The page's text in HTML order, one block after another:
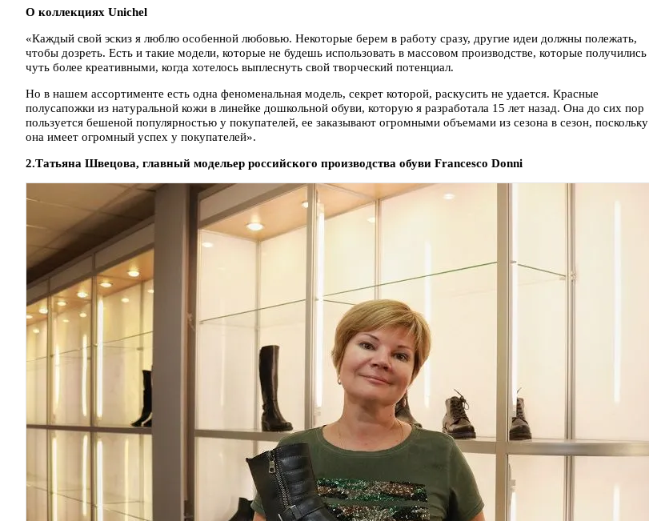
О коллекциях Unichel
«Каждый свой эскиз я люблю особенной любовью. Некоторые берем в работу сразу, другие идеи должны полежать,
чтобы дозреть. Есть и такие модели, которые не будешь использовать в массовом производстве, которые получились
чуть более креативными, когда хотелось выплеснуть свой творческий потенциал.
Но в нашем ассортименте есть одна феноменальная модель, секрет которой, раскусить не удается. Красные
полусапожки из натуральной кожи в линейке дошкольной обуви, которую я разработала 15 лет назад. Она до сих пор
пользуется бешеной популярностью у покупателей, ее заказывают огромными объемами из сезона в сезон, поскольку
она имеет огромный успех у покупателей».
2.Татьяна Швецова, главный модельер российского производства обуви Francesco Donni